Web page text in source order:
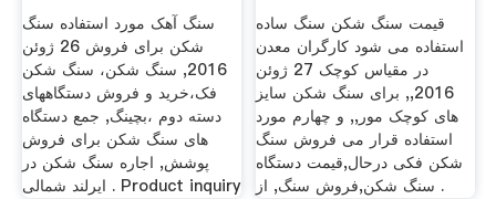
سنگ آهک مورد استفاده سنگ
شکن برای فروش 26 ژوئن
2016, سنگ شکن، سنگ شکن
فک،خرید و فروش دستگاههای
دسته دوم ،بچینگ, جمع دستگاه
های سنگ شکن برای فروش
پوشش, اجاره سنگ شکن در
ایرلند شمالی . Product inquiry
قیمت سنگ شکن سنگ ساده
استفاده می شود کارگران معدن
در مقیاس کوچک 27 ژوئن
2016,, برای سنگ شکن سایز
های کوچک مور,, و چهارم مورد
استفاده قرار می فروش سنگ
شکن فکی درحال,قیمت دستگاه
سنگ شکن,فروش سنگ, از .